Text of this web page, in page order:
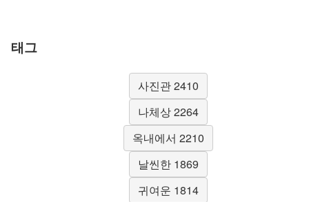
태그
사진관 2410
나체상 2264
옥내에서 2210
날씬한 1869
귀여운 1814